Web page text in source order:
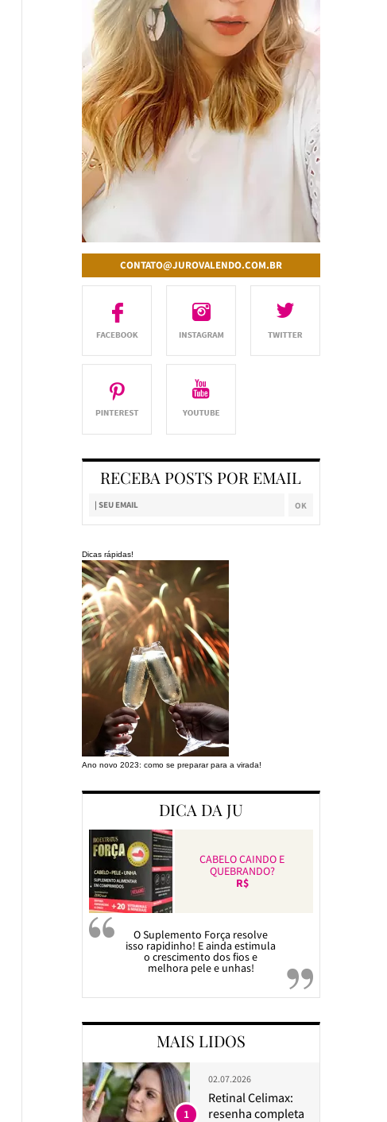
CONTATO@JUROVALENDO.COM.BR
RECEBA POSTS POR EMAIL
Dicas rápidas!
Ano novo 2023: como se preparar para a virada!
DICA DA JU
CABELO CAINDO E
QUEBRANDO?
R$
O Suplemento Força resolve
isso rapidinho! E ainda estimula
o crescimento dos fios e
melhora pele e unhas!
MAIS LIDOS
02.07.2026
Retinal Celimax:
resenha completa
1